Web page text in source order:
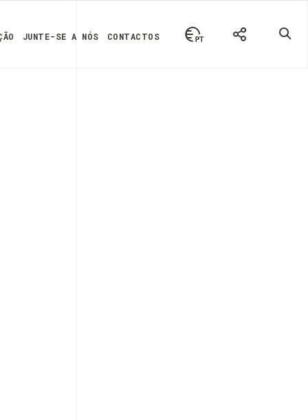
JUNTE-SE A NÓS CONTACTOS